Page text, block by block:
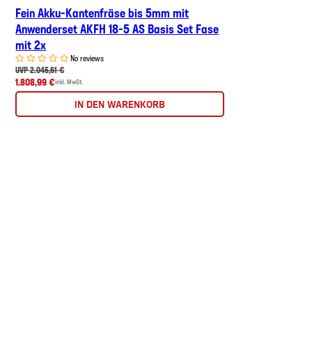
Fein Akku-Kantenfräse bis 5mm mit
Anwenderset AKFH 18-5 AS Basis Set Fase
mit 2x
No reviews
UVP 2.045,61 €
1.808,99 €inkl. MwSt.
IN DEN WARENKORB